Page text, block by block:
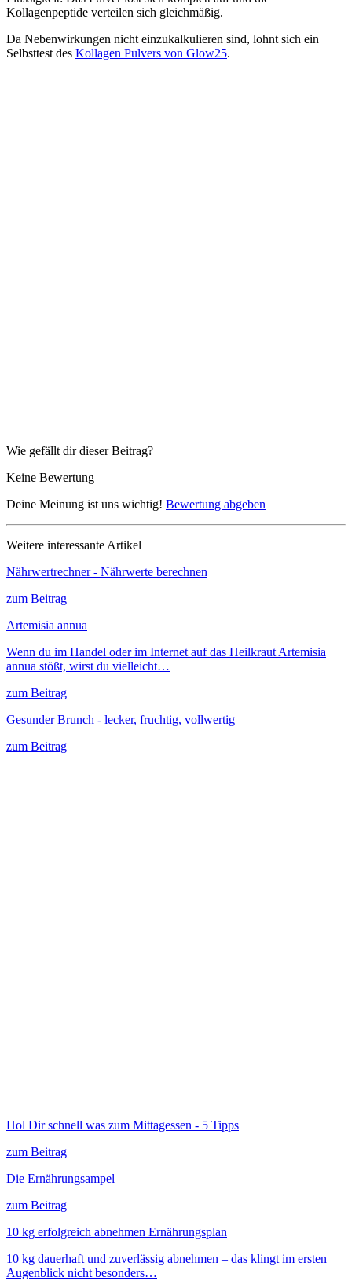
Kollagenpeptide verteilen sich gleichmäßig.
Da Nebenwirkungen nicht einzukalkulieren sind, lohnt sich ein
Selbsttest des Kollagen Pulvers von Glow25.
Wie gefällt dir dieser Beitrag?
Keine Bewertung
Deine Meinung ist uns wichtig! Bewertung abgeben
Weitere interessante Artikel
Nährwertrechner - Nährwerte berechnen
zum Beitrag
Artemisia annua
Wenn du im Handel oder im Internet auf das Heilkraut Artemisia
annua stößt, wirst du vielleicht…
zum Beitrag
Gesunder Brunch - lecker, fruchtig, vollwertig
zum Beitrag
Hol Dir schnell was zum Mittagessen - 5 Tipps
zum Beitrag
Die Ernährungsampel
zum Beitrag
10 kg erfolgreich abnehmen Ernährungsplan
10 kg dauerhaft und zuverlässig abnehmen – das klingt im ersten
Augenblick nicht besonders…